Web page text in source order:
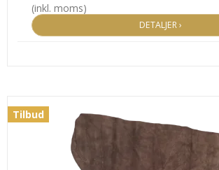
(inkl. moms)
DETALJER ›
Tilbud